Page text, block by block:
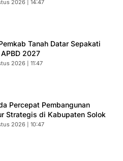
2026 | 14:47
Tanah Datar Sepakati
2027
2026 | 11:47
Percepat Pembangunan
Strategis di Kabupaten Solok
2026 | 10:47